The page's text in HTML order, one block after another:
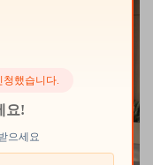
했습니다.
요!
으세요